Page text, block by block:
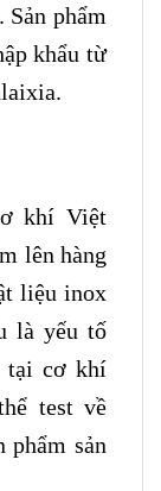
phẩm
khẩu từ
khí Việt
lên hàng
liệu inox
là yếu tố
tại cơ khí
test về
phẩm sản